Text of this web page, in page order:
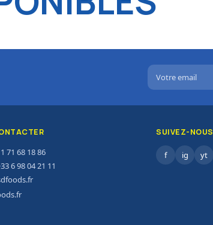
71 68 18 86
6 98 04 21 11
SUIVEZ-NOUS
f ig yt